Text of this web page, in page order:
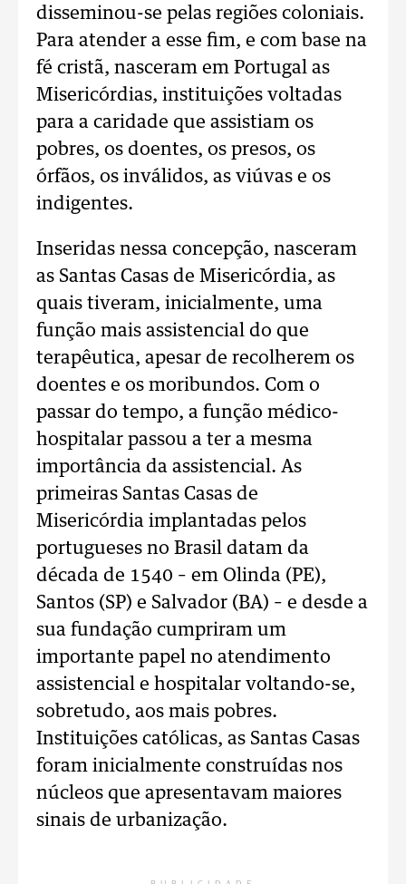
disseminou-se pelas regiões coloniais.
Para atender a esse fim, e com base na
fé cristã, nasceram em Portugal as
Misericórdias, instituições voltadas
para a caridade que assistiam os
pobres, os doentes, os presos, os
órfãos, os inválidos, as viúvas e os
indigentes.
Inseridas nessa concepção, nasceram
as Santas Casas de Misericórdia, as
quais tiveram, inicialmente, uma
função mais assistencial do que
terapêutica, apesar de recolherem os
doentes e os moribundos. Com o
passar do tempo, a função médico-
hospitalar passou a ter a mesma
importância da assistencial. As
primeiras Santas Casas de
Misericórdia implantadas pelos
portugueses no Brasil datam da
década de 1540 – em Olinda (PE),
Santos (SP) e Salvador (BA) – e desde a
sua fundação cumpriram um
importante papel no atendimento
assistencial e hospitalar voltando-se,
sobretudo, aos mais pobres.
Instituições católicas, as Santas Casas
foram inicialmente construídas nos
núcleos que apresentavam maiores
sinais de urbanização.